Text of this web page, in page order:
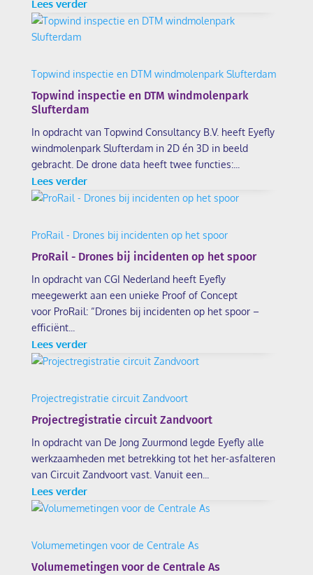
Lees verder
Topwind inspectie en DTM windmolenpark Slufterdam
Topwind inspectie en DTM windmolenpark
Slufterdam
In opdracht van Topwind Consultancy B.V. heeft Eyefly
windmolenpark Slufterdam in 2D én 3D in beeld
gebracht. De drone data heeft twee functies:...
Lees verder
ProRail - Drones bij incidenten op het spoor
ProRail - Drones bij incidenten op het spoor
In opdracht van CGI Nederland heeft Eyefly
meegewerkt aan een unieke Proof of Concept
voor ProRail: “Drones bij incidenten op het spoor –
efficiënt...
Lees verder
Projectregistratie circuit Zandvoort
Projectregistratie circuit Zandvoort
In opdracht van De Jong Zuurmond legde Eyefly alle
werkzaamheden met betrekking tot het her-asfalteren
van Circuit Zandvoort vast. Vanuit een...
Lees verder
Volumemetingen voor de Centrale As
Volumemetingen voor de Centrale As